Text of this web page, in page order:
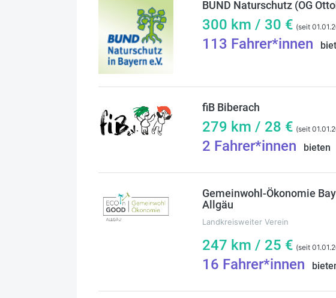
BUND Naturschutz (OG
300 km / 30 € (seit
113 Fahrer*innen
fiB Biberach
279 km / 28 € (seit
2 Fahrer*innen bieten
Gemeinwohl-Ökonomie
Allgäu
Landkreisweiter Verein
247 km / 25 € (seit
16 Fahrer*innen